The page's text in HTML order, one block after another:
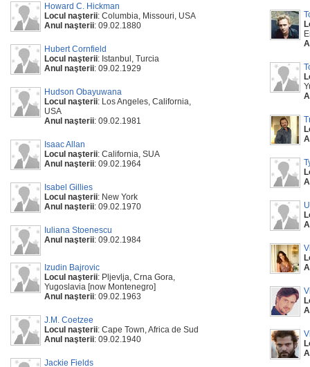
Howard C. Hickman
Locul naşterii: Columbia, Missouri, USA
Anul naşterii: 09.02.1880
Hubert Cornfield
Locul naşterii: Istanbul, Turcia
Anul naşterii: 09.02.1929
Hudson Obayuwana
Locul naşterii: Los Angeles, California,
USA
Anul naşterii: 09.02.1981
Isaac Allan
Locul naşterii: California, SUA
Anul naşterii: 09.02.1964
Isabel Gillies
Locul naşterii: New York
Anul naşterii: 09.02.1970
Iuliana Stoenescu
Anul naşterii: 09.02.1984
Izudin Bajrovic
Locul naşterii: Pljevlja, Crna Gora,
Yugoslavia [now Montenegro]
Anul naşterii: 09.02.1963
J.M. Coetzee
Locul naşterii: Cape Town, Africa de Sud
Anul naşterii: 09.02.1940
Jackie Fields